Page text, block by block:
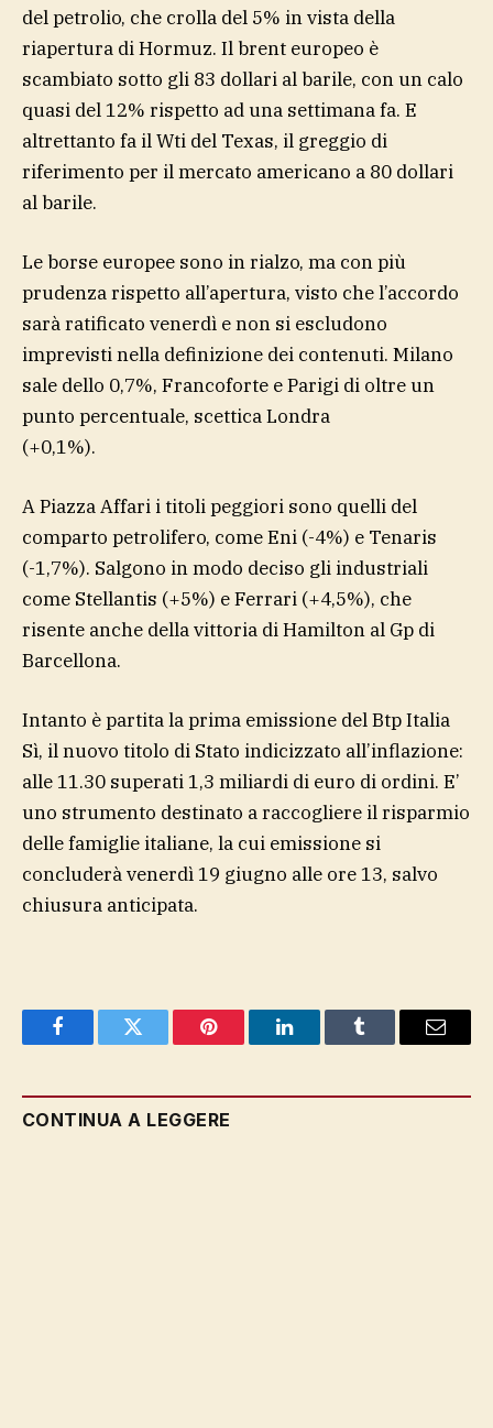
del petrolio, che crolla del 5% in vista della
riapertura di Hormuz. Il brent europeo è
scambiato sotto gli 83 dollari al barile, con un calo
quasi del 12% rispetto ad una settimana fa. E
altrettanto fa il Wti del Texas, il greggio di
riferimento per il mercato americano a 80 dollari
al barile.
Le borse europee sono in rialzo, ma con più
prudenza rispetto all’apertura, visto che l’accordo
sarà ratificato venerdì e non si escludono
imprevisti nella definizione dei contenuti. Milano
sale dello 0,7%, Francoforte e Parigi di oltre un
punto percentuale, scettica Londra
(+0,1%).
A Piazza Affari i titoli peggiori sono quelli del
comparto petrolifero, come Eni (-4%) e Tenaris
(-1,7%). Salgono in modo deciso gli industriali
come Stellantis (+5%) e Ferrari (+4,5%), che
risente anche della vittoria di Hamilton al Gp di
Barcellona.
Intanto è partita la prima emissione del Btp Italia
Sì, il nuovo titolo di Stato indicizzato all’inflazione:
alle 11.30 superati 1,3 miliardi di euro di ordini. E’
uno strumento destinato a raccogliere il risparmio
delle famiglie italiane, la cui emissione si
concluderà venerdì 19 giugno alle ore 13, salvo
chiusura anticipata.
FacebookTwitter Pinterest LinkedInTumblr Email
CONTINUA A LEGGERE